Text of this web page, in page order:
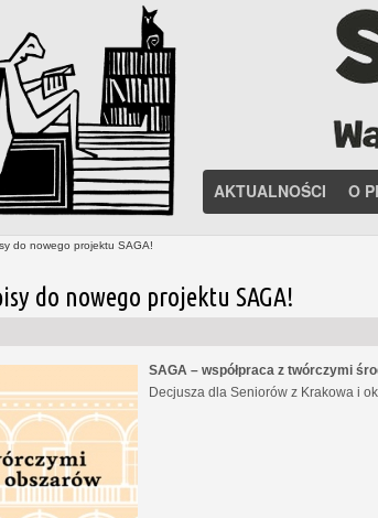
AKTUALNOŚCI O
do nowego projektu SAGA!
do nowego projektu SAGA!
SAGA – współpraca z twórczymi
Decjusza dla Seniorów z Krakowa i